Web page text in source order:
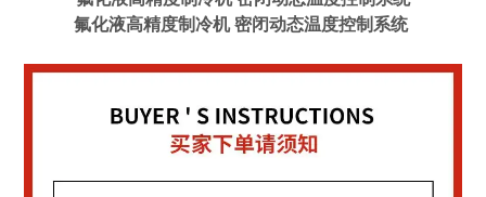
氟化液高精度制冷机 密闭动态温度控制系统